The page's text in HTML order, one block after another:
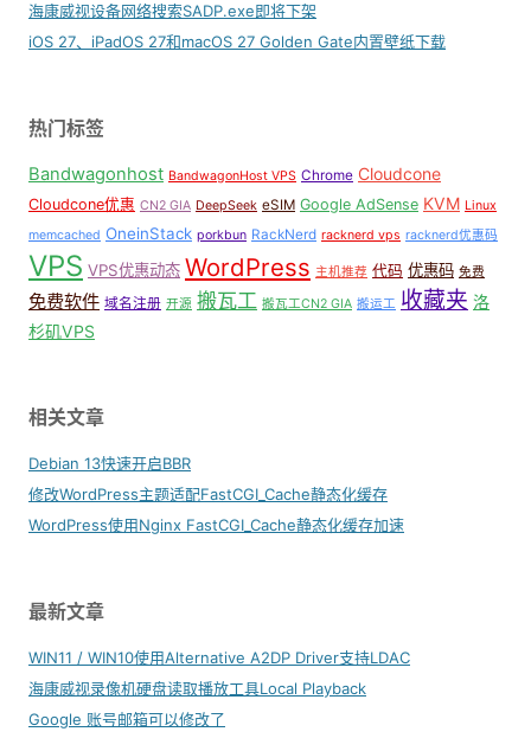
海康威视设备网络搜索SADP.exe即将下架
iOS 27、iPadOS 27和macOS 27 Golden Gate内置壁纸下载
热门标签
Bandwagonhost BandwagonHost VPS Chrome Cloudcone
Cloudcone优惠 CN2 GIA DeepSeek eSIM Google AdSense KVM Linux
memcached OneinStack porkbun RackNerd racknerd vps racknerd优惠码
VPS VPS优惠动态 WordPress 主机推荐 代码 优惠码 免费
免费软件 域名注册 开源 搬瓦工 搬瓦工CN2 GIA 搬运工 收藏夹 洛
杉矶VPS
相关文章
Debian 13快速开启BBR
修改WordPress主题适配FastCGI_Cache静态化缓存
WordPress使用Nginx FastCGI_Cache静态化缓存加速
最新文章
WIN11 / WIN10使用Alternative A2DP Driver支持LDAC
海康威视录像机硬盘读取播放工具Local Playback
Google 账号邮箱可以修改了